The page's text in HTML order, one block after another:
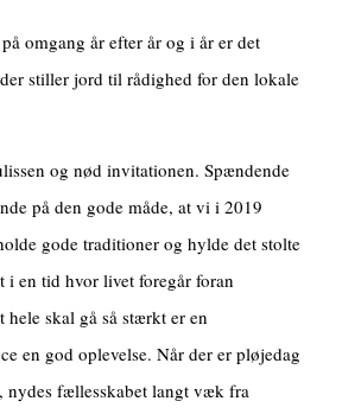
omgang år efter år og i år er det
stiller jord til rådighed for den lokale
og nød invitationen. Spændende
på den gode måde, at vi i 2019
gode traditioner og hylde det stolte
en tid hvor livet foregår foran
hele skal gå så stærkt er en
en god oplevelse. Når der er pløjedag
nydes fællesskabet langt væk fra